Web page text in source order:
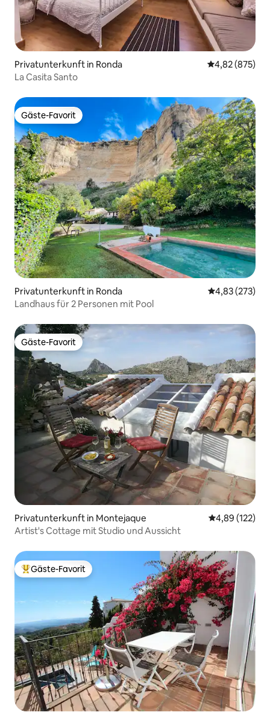
Privatunterkunft in Ronda
4,82 (875)
La Casita Santo
Gäste-Favorit
Gäste-Favorit
Privatunterkunft in Ronda
4,83 (273)
Landhaus für 2 Personen mit Pool
Gäste-Favorit
Gäste-Favorit
Privatunterkunft in Montejaque
4,89 (122)
Artist's Cottage mit Studio und Aussicht
Beliebter Gäste-Favorit.
Gäste-Favorit